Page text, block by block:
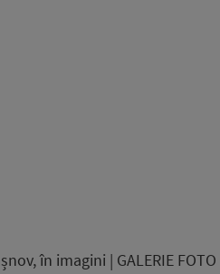
în imagini | GALERIE FOTO